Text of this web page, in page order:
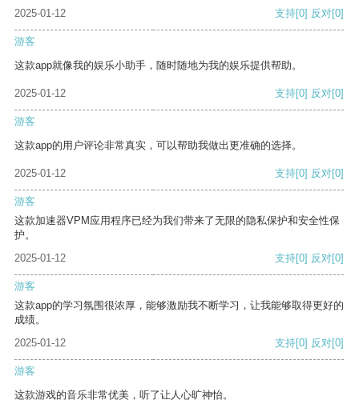
2025-01-12
支持[0] 反对[0]
游客
这款app就像我的娱乐小助手，随时随地为我的娱乐提供帮助。
2025-01-12 支持[0] 反对[0]
游客
这款app的用户评论非常真实，可以帮助我做出更准确的选择。
2025-01-12 支持[0] 反对[0]
游客
这款加速器VPM应用程序已经为我们带来了无限的隐私保护和安全性保
护。
2025-01-12
支持[0] 反对[0]
游客
这款app的学习氛围很浓厚，能够激励我不断学习，让我能够取得更好的
成绩。
2025-01-12
支持[0] 反对[0]
游客
这款游戏的音乐非常优美，听了让人心旷神怡。